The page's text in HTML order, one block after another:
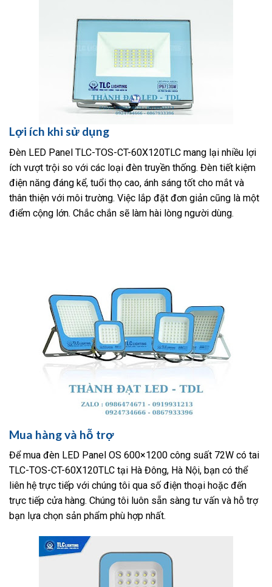
Lợi ích khi sử dụng
Đèn LED Panel TLC-TOS-CT-60X120TLC mang lại nhiều lợi
ích vượt trội so với các loại đèn truyền thống. Đèn tiết kiệm
điện năng đáng kể, tuổi thọ cao, ánh sáng tốt cho mắt và
thân thiện với môi trường. Việc lắp đặt đơn giản cũng là một
điểm cộng lớn. Chắc chắn sẽ làm hài lòng người dùng.
Mua hàng và hỗ trợ
Để mua đèn LED Panel OS 600×1200 công suất 72W có tai
TLC-TOS-CT-60X120TLC tại Hà Đông, Hà Nội, bạn có thể
liên hệ trực tiếp với chúng tôi qua số điện thoại hoặc đến
trực tiếp cửa hàng. Chúng tôi luôn sẵn sàng tư vấn và hỗ trợ
bạn lựa chọn sản phẩm phù hợp nhất.